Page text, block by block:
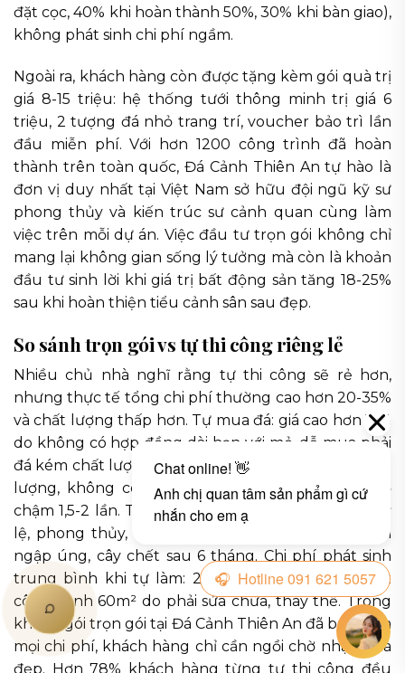
đặt cọc, 40% khi hoàn thành 50%, 30% khi bàn giao),
không phát sinh chi phí ngầm.
Ngoài ra, khách hàng còn được tặng kèm gói quà trị
giá 8-15 triệu: hệ thống tưới thông minh trị giá 6
triệu, 2 tượng đá nhỏ trang trí, voucher bảo trì lần
đầu miễn phí. Với hơn 1200 công trình đã hoàn
thành trên toàn quốc, Đá Cảnh Thiên An tự hào là
đơn vị duy nhất tại Việt Nam sở hữu đội ngũ kỹ sư
phong thủy và kiến trúc sư cảnh quan cùng làm
việc trên mỗi dự án. Việc đầu tư trọn gói không chỉ
mang lại không gian sống lý tưởng mà còn là khoản
đầu tư sinh lời khi giá trị bất động sản tăng 18-25%
sau khi hoàn thiện tiểu cảnh sân sau đẹp.
So sánh trọn gói vs tự thi công riêng lẻ
Nhiều chủ nhà nghĩ rằng tự thi công sẽ rẻ hơn,
nhưng thực tế tổng chi phí thường cao hơn 20-35%
và chất lượng thấp hơn. Tự mua đá: giá cao hơn 15%
do không có hợp đồng dài hạn với mỏ, dễ mua phải
đá kém chất lượng. Tự thuê thợ: khó kiểm soát chất
lượng, không có máy móc chuyên dụng, tiến độ
chậm 1,5-2 lần. Tự thiết kế: thiếu kinh nghiệm về tỷ
lệ, phong thủy, hệ thống thoát nước, dễ dẫn đến
ngập úng, cây chết sau 6 tháng. Chi phí phát sinh
trung bình khi tự làm: 25-40 triệu đồng cho một
công trình 60m² do phải sửa chữa, thay thế. Trong
khi đó, gói trọn gói tại Đá Cảnh Thiên An đã bao gồm
mọi chi phí, khách hàng chỉ cần ngồi chờ nhận nhà
đẹp. Hơn 78% khách hàng từng tự thi công đều